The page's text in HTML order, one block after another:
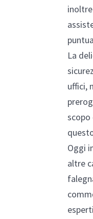
La
uffici,
scopo
Oggi
altre